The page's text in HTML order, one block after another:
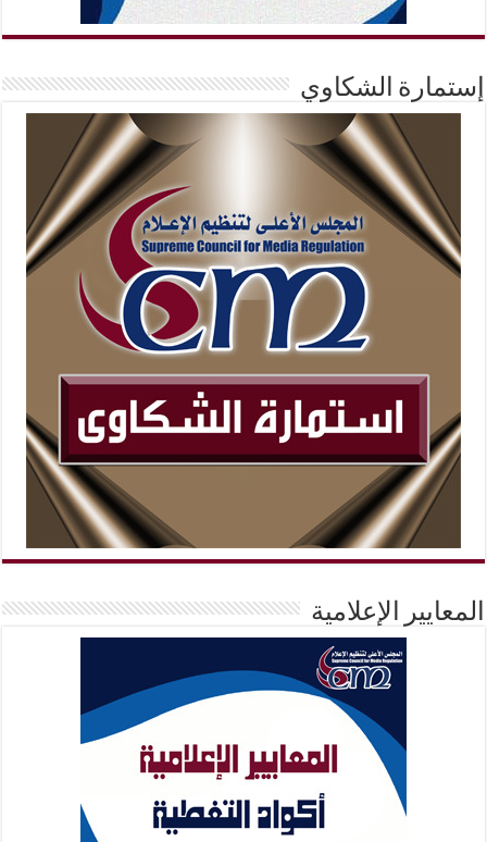
إستمارة الشكاوي
المعايير الإعلامية